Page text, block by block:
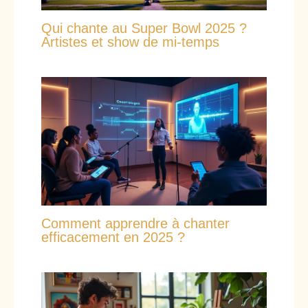
Qui chante au Super Bowl 2025 ?
Artistes et show de mi-temps
Comment apprendre à chanter
efficacement en 2025 ?